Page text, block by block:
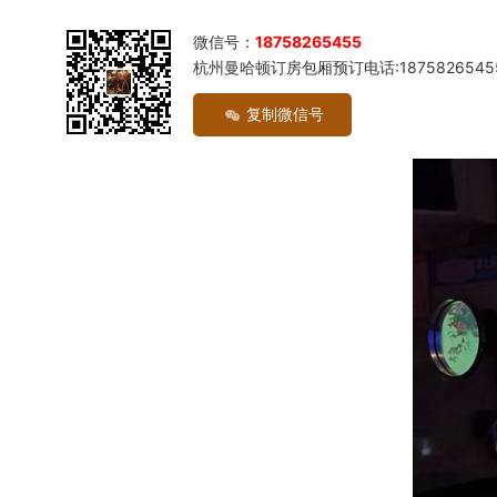
微信号： 18758265455
杭州曼哈顿订房包厢预订电话
复制微信号